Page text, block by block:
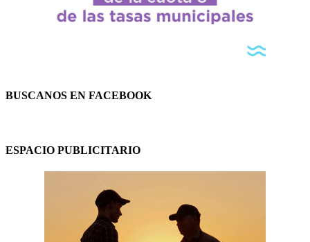
BUSCANOS EN FACEBOOK
ESPACIO PUBLICITARIO